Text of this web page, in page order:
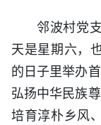
邻波村党
天是星期六，
的日子里举办
弘扬中华民族
培育淳朴乡风